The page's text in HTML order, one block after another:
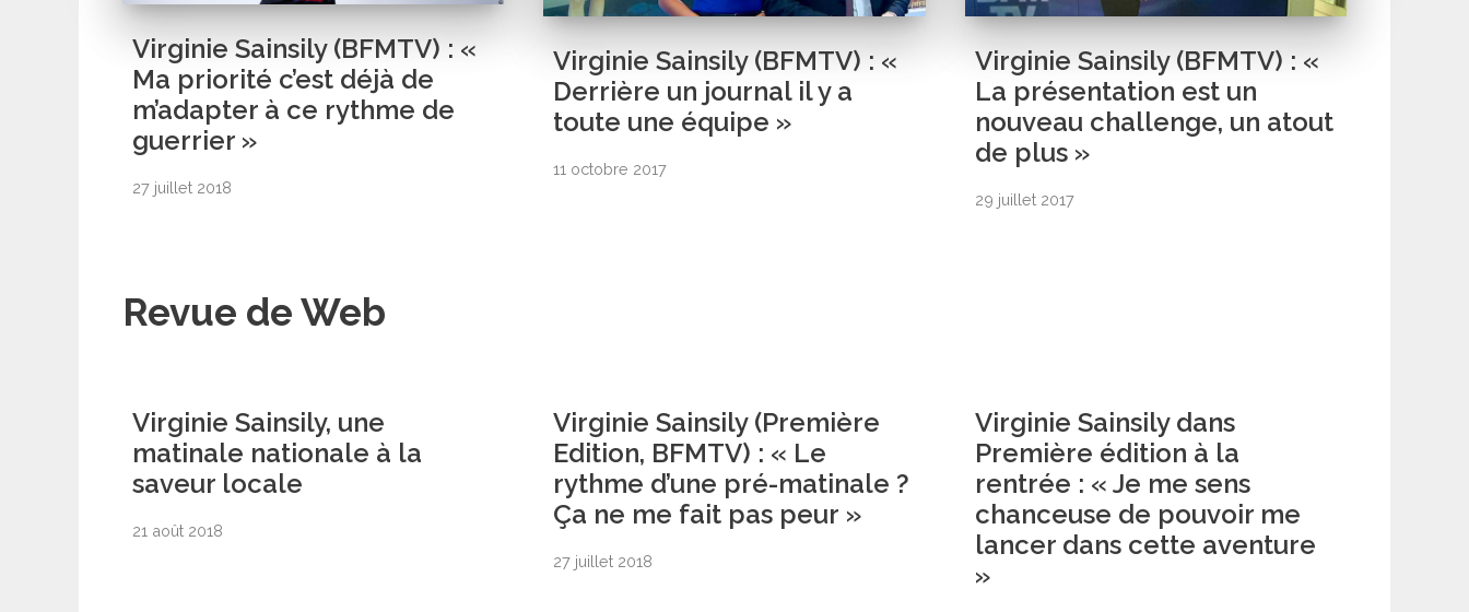
Virginie Sainsily (BFMTV) : «
Ma priorité c’est déjà de
m’adapter à ce rythme de
guerrier »
27 juillet 2018
Virginie Sainsily (BFMTV) : «
Derrière un journal il y a
toute une équipe »
11 octobre 2017
Virginie Sainsily (BFMTV) : «
La présentation est un
nouveau challenge, un atout
de plus »
29 juillet 2017
Revue de Web
Virginie Sainsily, une
matinale nationale à la
saveur locale
21 août 2018
Virginie Sainsily (Première
Edition, BFMTV) : « Le
rythme d’une pré-matinale ?
Ça ne me fait pas peur »
27 juillet 2018
Virginie Sainsily dans
Première édition à la
rentrée : « Je me sens
chanceuse de pouvoir me
lancer dans cette aventure
»